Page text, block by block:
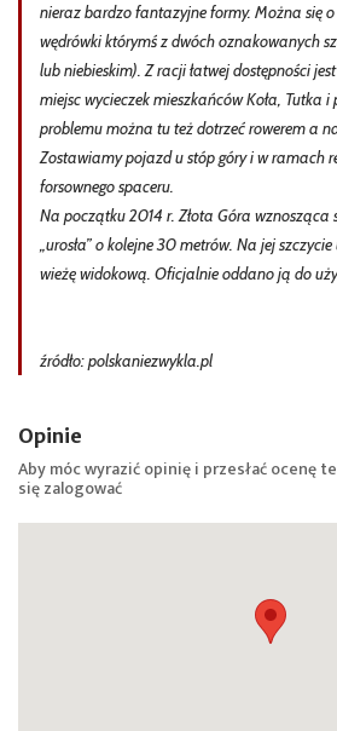
nieraz bardzo fantazyjne formy. Można się
wędrówki którymś z dwóch oznakowanych
lub niebieskim). Z racji łatwej dostępności
miejsc wycieczek mieszkańców Koła, Tutka
problemu można tu też dotrzeć rowerem a
Zostawiamy pojazd u stóp góry i w ramach
forsownego spaceru.
Na początku 2014 r. Złota Góra wznosząca
„urosła” o kolejne 30 metrów. Na jej
wieżę widokową. Oficjalnie oddano ją do
źródło: polskaniezwykla.pl
Opinie
Aby móc wyrazić opinię i przesłać ocenę
sięzalogować